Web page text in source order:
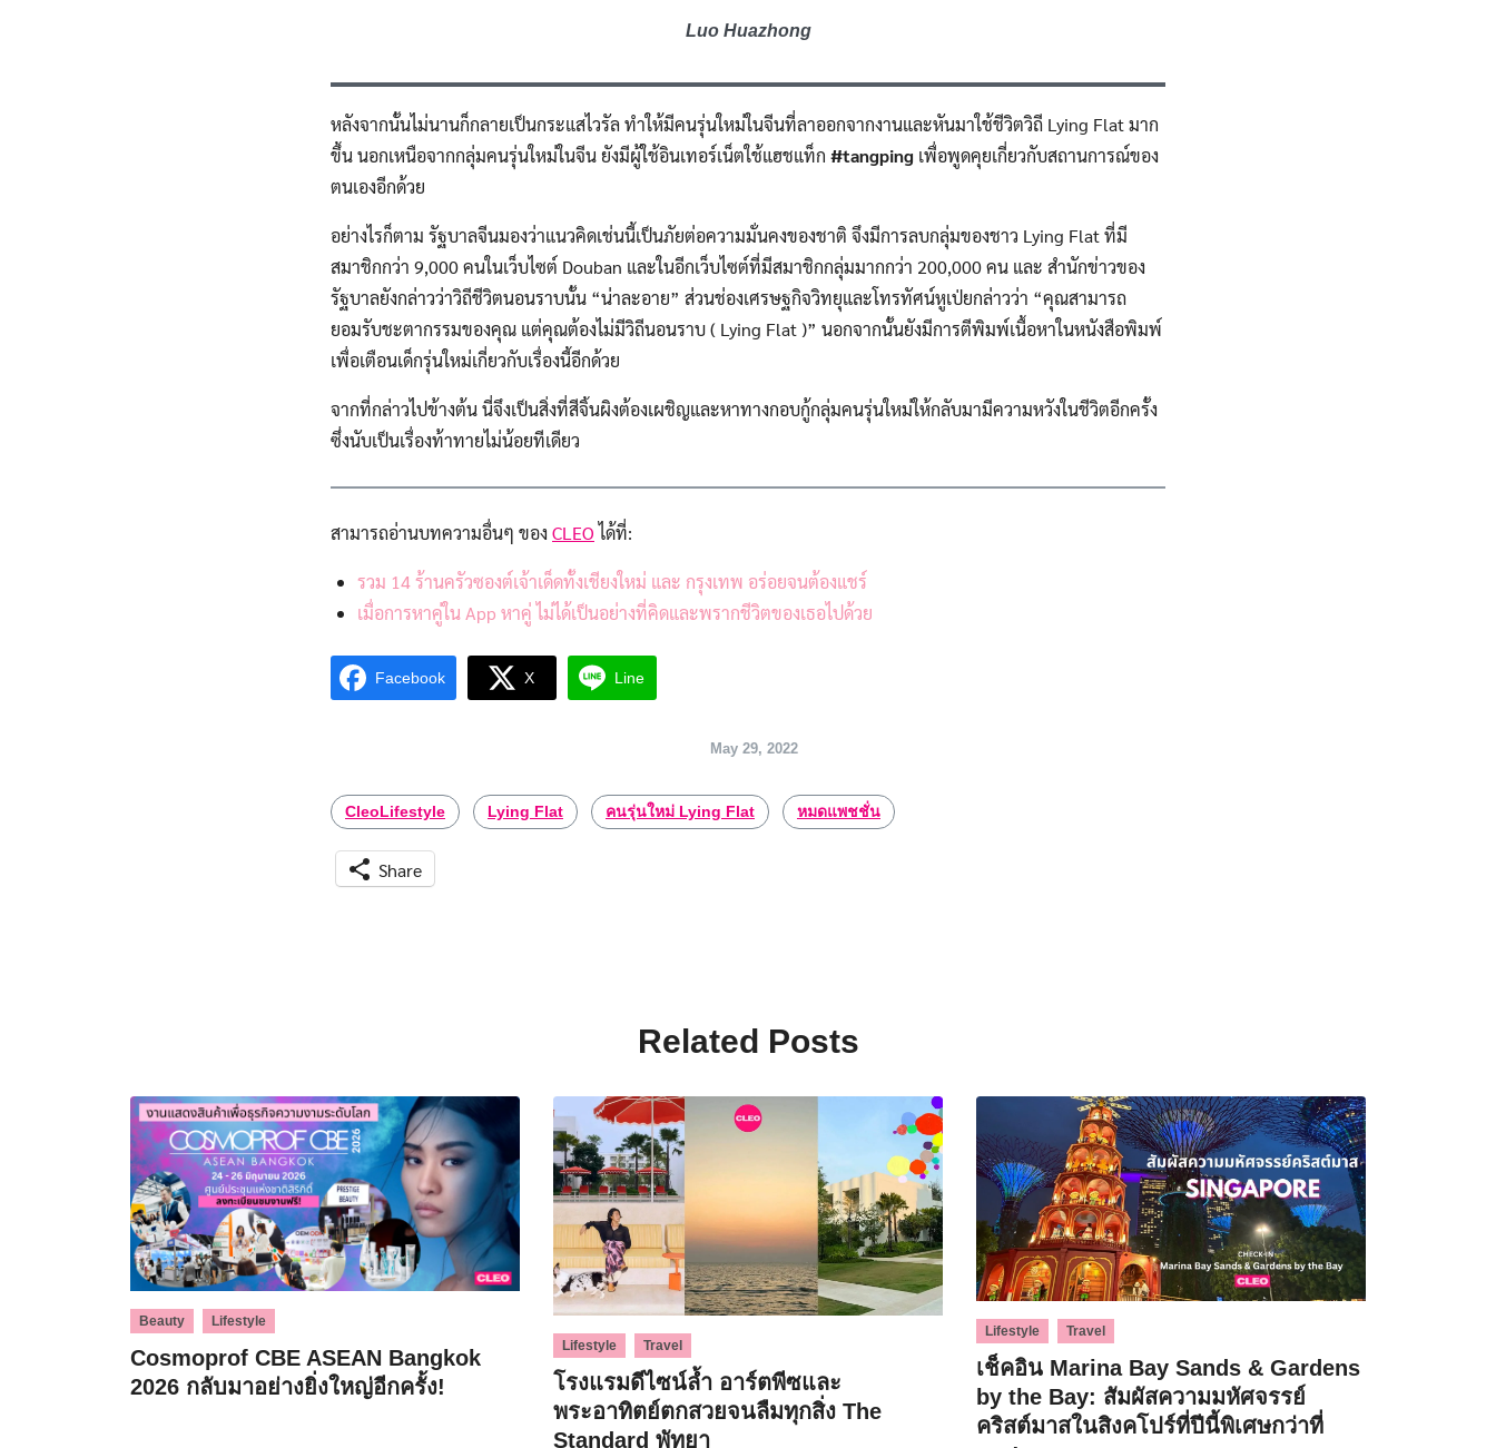
Luo Huazhong
หลังจากนั้นไม่นานก็กลายเป็นกระแสไวรัล ทำให้มีคนรุ่นใหม่ในจีนที่ลาออกจากงานและหันมาใช้ชีวิตวิถี Lying Flat มาก
ขึ้น นอกเหนือจากกลุ่มคนรุ่นใหม่ในจีน ยังมีผู้ใช้อินเทอร์เน็ตใช้แฮชแท็ก #tangping เพื่อพูดคุยเกี่ยวกับสถานการณ์ของ
ตนเองอีกด้วย
อย่างไรก็ตาม รัฐบาลจีนมองว่าแนวคิดเช่นนี้เป็นภัยต่อความมั่นคงของชาติ จึงมีการลบกลุ่มของชาว Lying Flat ที่มี
สมาชิกกว่า 9,000 คนในเว็บไซต์ Douban และในอีกเว็บไซต์ที่มีสมาชิกกลุ่มมากกว่า 200,000 คน และ สำนักข่าวของ
รัฐบาลยังกล่าวว่าวิถีชีวิตนอนราบนั้น “น่าละอาย” ส่วนช่องเศรษฐกิจวิทยุและโทรทัศน์หูเป่ยกล่าวว่า “คุณสามารถ
ยอมรับชะตากรรมของคุณ แต่คุณต้องไม่มีวิถีนอนราบ ( Lying Flat )” นอกจากนั้นยังมีการตีพิมพ์เนื้อหาในหนังสือพิมพ์
เพื่อเตือนเด็กรุ่นใหม่เกี่ยวกับเรื่องนี้อีกด้วย
จากที่กล่าวไปข้างต้น นี่จึงเป็นสิ่งที่สีจิ้นผิงต้องเผชิญและหาทางกอบกู้กลุ่มคนรุ่นใหม่ให้กลับมามีความหวังในชีวิตอีกครั้ง
ซึ่งนับเป็นเรื่องท้าทายไม่น้อยทีเดียว
สามารถอ่านบทความอื่นๆ ของ CLEOได้ที่:
รวม 14 ร้านครัวซองต์เจ้าเด็ดทั้งเชียงใหม่ และ กรุงเทพ อร่อยจนต้องแชร์
เมื่อการหาคู่ใน App หาคู่ ไม่ได้เป็นอย่างที่คิดและพรากชีวิตของเธอไปด้วย
Facebook X Line
May 29, 2022
CleoLifestyle Lying Flat คนรุ่นใหม่ Lying Flat หมดแพชชั่น
Share
Related Posts
Beauty Lifestyle
Cosmoprof CBE ASEAN Bangkok
2026 กลับมาอย่างยิ่งใหญ่อีกครั้ง!
Lifestyle Travel
โรงแรมดีไซน์ล้ำ อาร์ตพีซและ
พระอาทิตย์ตกสวยจนลืมทุกสิ่ง The
Standard พัทยา
Lifestyle Travel
เช็คอิน Marina Bay Sands & Gardens
by the Bay: สัมผัสความมหัศจรรย์
คริสต์มาสในสิงคโปร์ที่ปีนี้พิเศษกว่าที่